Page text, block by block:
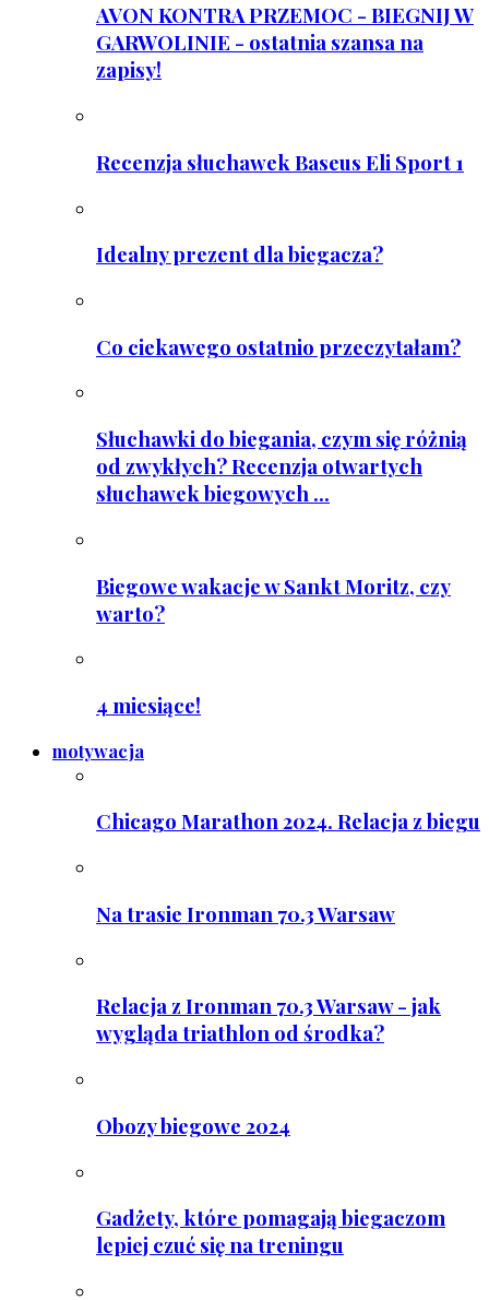
AVON KONTRA PRZEMOC - BIEGNIJ W
GARWOLINIE - ostatnia szansa na
zapisy!
Recenzja słuchawek Baseus Eli Sport 1
Idealny prezent dla biegacza?
Co ciekawego ostatnio przeczytałam?
Słuchawki do biegania, czym się różnią
od zwykłych? Recenzja otwartych
słuchawek biegowych ...
Biegowe wakacje w Sankt Moritz, czy
warto?
4 miesiące!
motywacja
Chicago Marathon 2024. Relacja z biegu
Na trasie Ironman 70.3 Warsaw
Relacja z Ironman 70.3 Warsaw - jak
wygląda triathlon od środka?
Obozy biegowe 2024
Gadżety, które pomagają biegaczom
lepiej czuć się na treningu